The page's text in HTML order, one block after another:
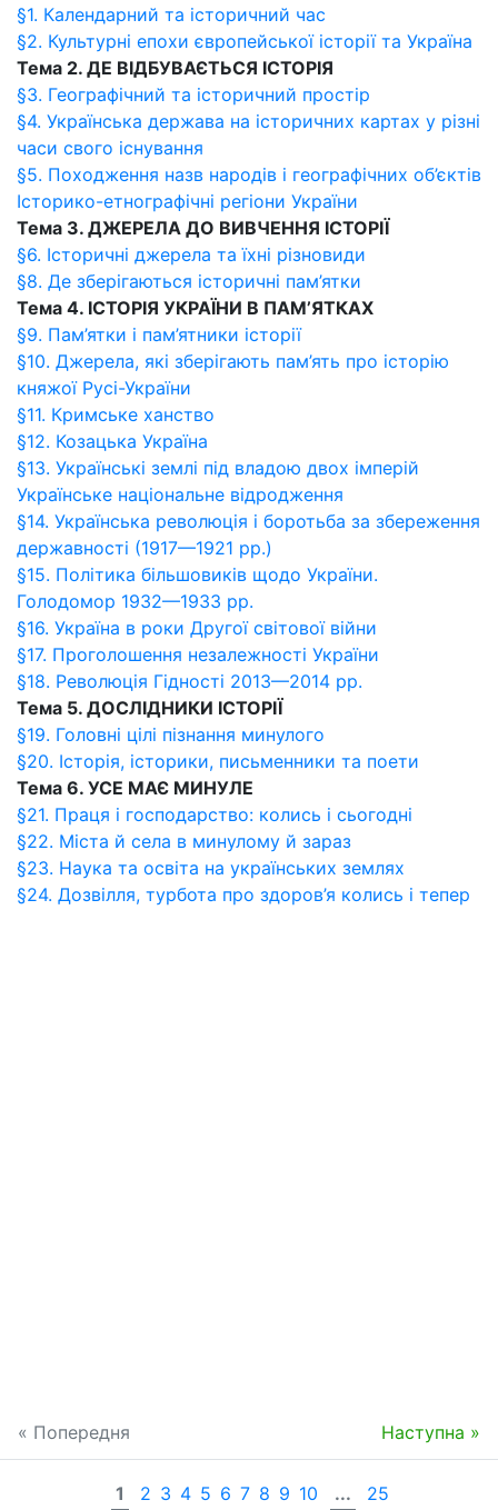
§1. Календарний та історичний час
§2. Культурні епохи європейської історії та Україна
Тема 2. ДЕ ВІДБУВАЄТЬСЯ ІСТОРІЯ
§3. Географічний та історичний простір
§4. Українська держава на історичних картах у різні
часи свого існування
§5. Походження назв народів і географічних об’єктів
Історико-етнографічні регіони України
Тема 3. ДЖЕРЕЛА ДО ВИВЧЕННЯ ІСТОРІЇ
§6. Історичні джерела та їхні різновиди
§8. Де зберігаються історичні пам’ятки
Тема 4. ІСТОРІЯ УКРАЇНИ В ПАМ’ЯТКАХ
§9. Пам’ятки і пам’ятники історії
§10. Джерела, які зберігають пам’ять про історію
княжої Русі-України
§11. Кримське ханство
§12. Козацька Україна
§13. Українські землі під владою двох імперій
Українське національне відродження
§14. Українська революція і боротьба за збереження
державності (1917—1921 рр.)
§15. Політика більшовиків щодо України.
Голодомор 1932—1933 рр.
§16. Україна в роки Другої світової війни
§17. Проголошення незалежності України
§18. Революція Гідності 2013—2014 рр.
Тема 5. ДОСЛІДНИКИ ІСТОРІЇ
§19. Головні цілі пізнання минулого
§20. Історія, історики, письменники та поети
Тема 6. УСЕ МАЄ МИНУЛЕ
§21. Праця і господарство: колись і сьогодні
§22. Міста й села в минулому й зараз
§23. Наука та освіта на українських землях
§24. Дозвілля, турбота про здоров’я колись і тепер
« Попередня Наступна »
1 2 3 4 5 6 7 8 9 10 ... 25